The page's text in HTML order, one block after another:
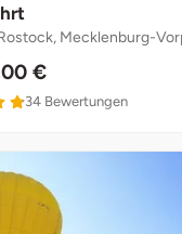
Mecklenburg-
€
4.9 von 5
34 Bewertungen